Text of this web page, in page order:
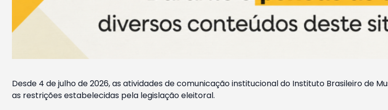
Desde 4 de julho de 2026, as atividades de comunicação institucional do Instituto Brasileiro de
as restrições estabelecidas pela legislação eleitoral.